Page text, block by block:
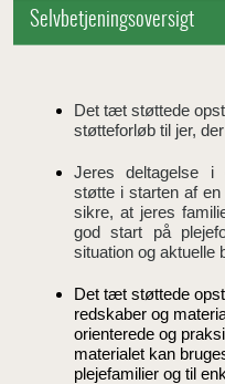
Selvbetjeningsoversigt
Det tæt støttede
støtteforløb til jer,
Jeres deltagelse i
støtte i starten af
sikre, at jeres
god start på
situation og aktuelle
Det tæt støttede
redskaber og
orienterede og
materialet kan
plejefamilier og til